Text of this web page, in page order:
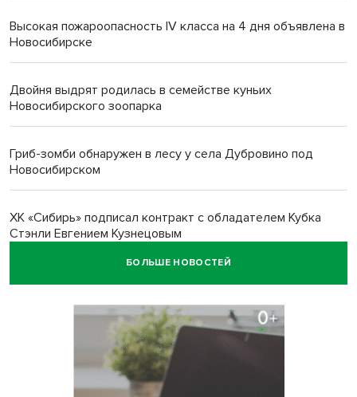
Высокая пожароопасность IV класса на 4 дня объявлена в
Новосибирске
Двойня выдрят родилась в семействе куньих
Новосибирского зоопарка
Гриб-зомби обнаружен в лесу у села Дубровино под
Новосибирском
ХК «Сибирь» подписал контракт с обладателем Кубка
Стэнли Евгением Кузнецовым
БОЛЬШЕ НОВОСТЕЙ